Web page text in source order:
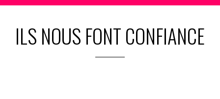
ILS NOUS FONT CONFIANCE